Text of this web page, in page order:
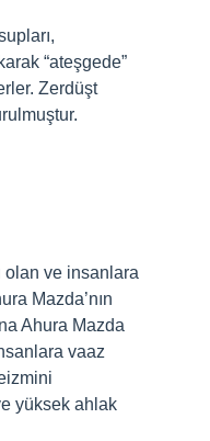
“ateşgede”
Zerdüşt
olan ve insanlara
Mazda’nın
Ahura Mazda
vaaz
yüksek ahlak